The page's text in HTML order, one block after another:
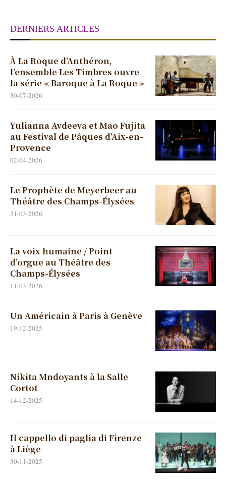
DERNIERS ARTICLES
À La Roque d’Anthéron,
l’ensemble Les Timbres ouvre
la série « Baroque à La Roque »
30-07-2026
Yulianna Avdeeva et Mao Fujita
au Festival de Pâques d’Aix-en-
Provence
02-04-2026
Le Prophète de Meyerbeer au
Théâtre des Champs-Élysées
31-03-2026
La voix humaine / Point
d’orgue au Théâtre des
Champs-Élysées
11-03-2026
Un Américain à Paris à Genève
19-12-2025
Nikita Mndoyants à la Salle
Cortot
14-12-2025
Il cappello di paglia di Firenze
à Liège
30-11-2025